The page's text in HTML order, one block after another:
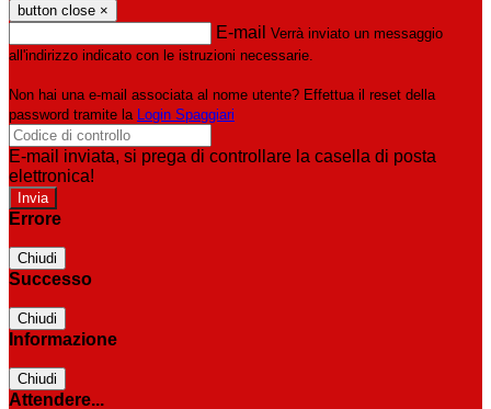
button close ×
E-mail Verrà inviato un messaggio
all'indirizzo indicato con le istruzioni necessarie.
Non hai una e-mail associata al nome utente? Effettua il reset della
password tramite la Login Spaggiari
E-mail inviata, si prega di controllare la casella di posta
elettronica!
Errore
Chiudi
Successo
Chiudi
Informazione
Chiudi
Attendere...